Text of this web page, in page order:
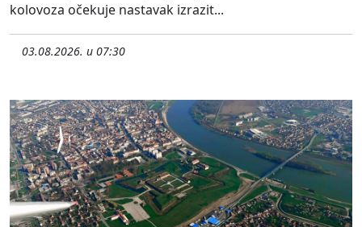
kolovoza očekuje nastavak izrazit...
03.08.2026. u 07:30